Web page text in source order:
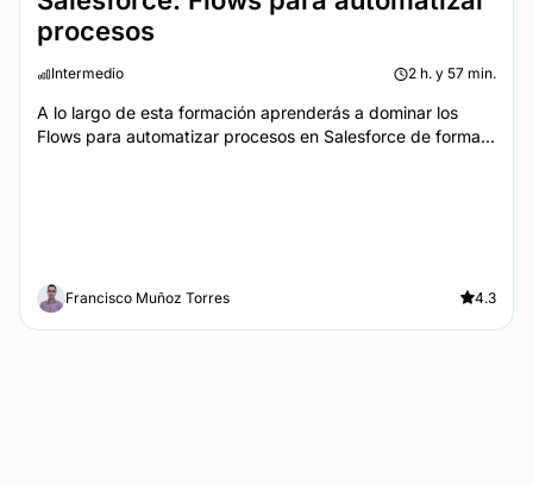
procesos
Intermedio 2 h. y 57 min.
A lo largo de esta formación aprenderás a dominar los
Flows para automatizar procesos en Salesforce de forma...
Francisco Muñoz Torres 4.3